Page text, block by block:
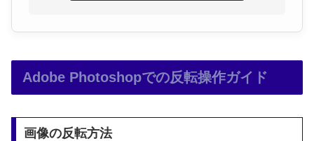
Adobe Photoshopでの反転操作ガイド
画像の反転方法